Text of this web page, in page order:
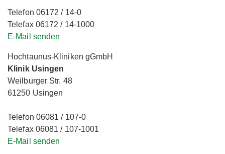
Telefon 06172 / 14-0
Telefax 06172 / 14-1000
E-Mail senden
Hochtaunus-Kliniken gGmbH
Klinik Usingen
Weilburger Str. 48
61250 Usingen
Telefon 06081 / 107-0
Telefax 06081 / 107-1001
E-Mail senden